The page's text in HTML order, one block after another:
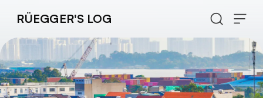
RÜEGGER'S LOG